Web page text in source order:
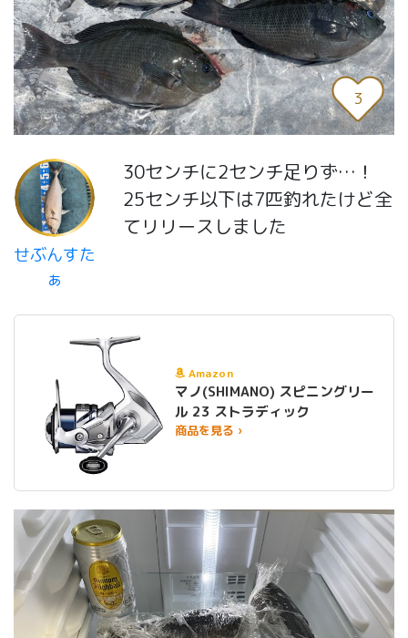
3
せぶんすた
ぁ
30センチに2センチ足りず…！
25センチ以下は7匹釣れたけど全
てリリースしました
Amazon
マノ(SHIMANO) スピニングリー
ル 23 ストラディック
商品を見る ›